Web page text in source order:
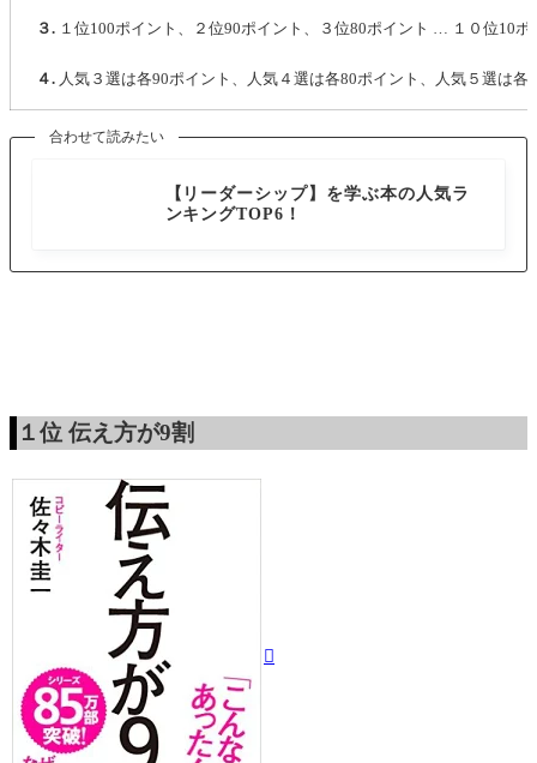
３. １位100ポイント、２位90ポイント、３位80ポイント … １０位10ポ
４. 人気３選は各90ポイント、人気４選は各80ポイント、人気５選は
合わせて読みたい
【リーダーシップ】を学ぶ本の人気ラ
ンキングTOP6！
１位 伝え方が9割